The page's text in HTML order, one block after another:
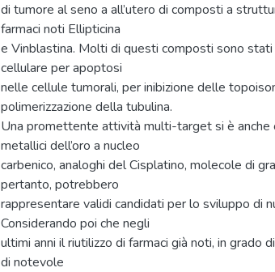
di tumore al seno a all’utero di composti a
farmaci noti Ellipticina
e Vinblastina. Molti di questi composti sono
cellulare per apoptosi
nelle cellule tumorali, per inibizione delle
polimerizzazione della tubulina.
Una promettente attività multi-target si è anche
metallici dell’oro a nucleo
carbenico, analoghi del Cisplatino, molecole di
pertanto, potrebbero
rappresentare validi candidati per lo sviluppo di
Considerando poi che negli
ultimi anni il riutilizzo di farmaci già noti, in grado
di notevole